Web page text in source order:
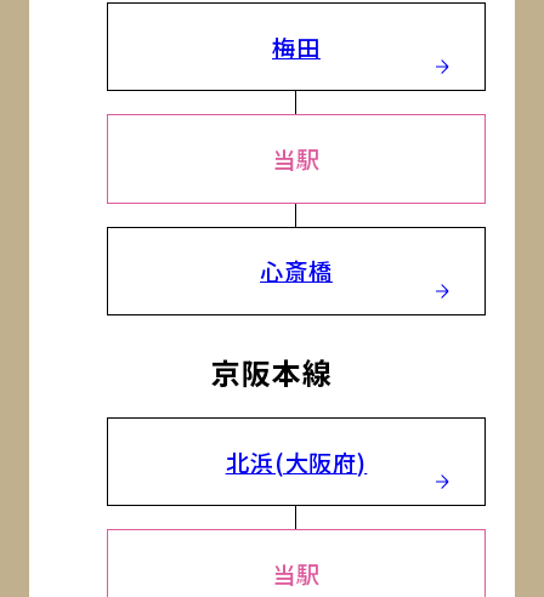
梅田
当駅
心斎橋
京阪本線
北浜(大阪府)
当駅